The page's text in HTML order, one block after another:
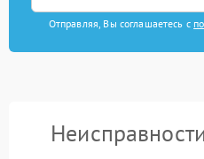
Отправляя, Вы соглашаетесь с